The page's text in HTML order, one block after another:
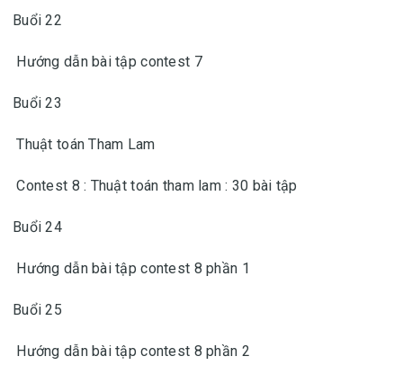
Buổi 22
Hướng dẫn bài tập contest 7
Buổi 23
Thuật toán Tham Lam
Contest 8 : Thuật toán tham lam : 30 bài tập
Buổi 24
Hướng dẫn bài tập contest 8 phần 1
Buổi 25
Hướng dẫn bài tập contest 8 phần 2